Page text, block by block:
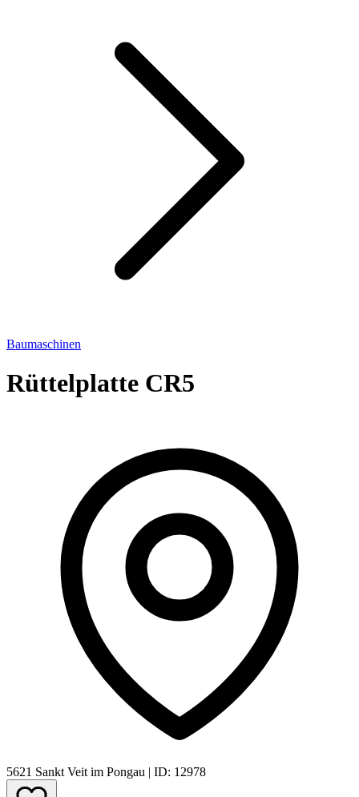
Baumaschinen
Rüttelplatte CR5
5621 Sankt Veit im Pongau | ID: 12978